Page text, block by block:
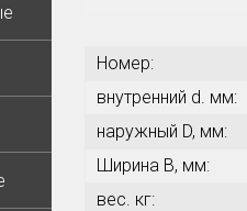
Номер:
внутренний d. мм:
наружный D, мм:
Ширина В, мм:
вес. кг: